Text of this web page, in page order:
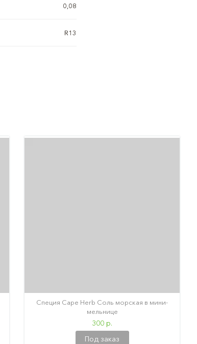
0,08
R13
Специя Cape Herb Соль морская в мини-
мельнице
300 р.
Под заказ